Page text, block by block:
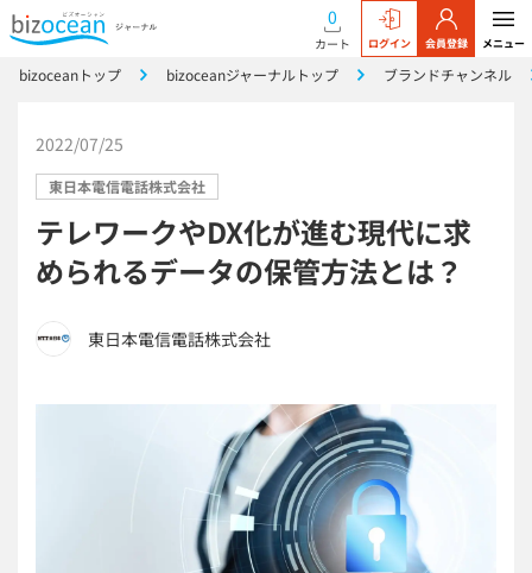
0
カート ログイン 会員登録 メニュー
bizoceanトップ bizoceanジャーナルトップ ブランドチャンネル
2022/07/25
東日本電信電話株式会社
テレワークやDX化が進む現代に求
められるデータの保管方法とは？
東日本電信電話株式会社